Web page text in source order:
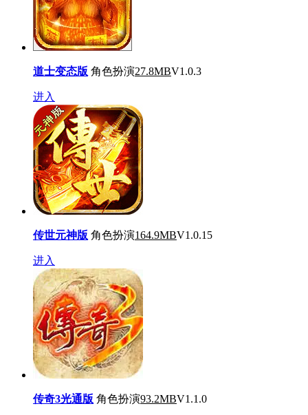
道士变态版 角色扮演27.8MBV1.0.3
进入
传世元神版 角色扮演164.9MBV1.0.15
进入
传奇3光通版 角色扮演93.2MBV1.1.0